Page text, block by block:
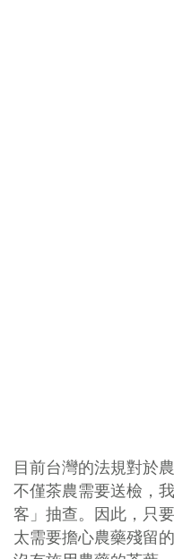
目前台灣的法規對於
不僅茶農需要送檢，
客」抽查。因此，只
太需要擔心農藥殘留